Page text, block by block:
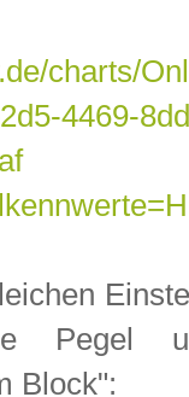
charts/
4469-
Pegel
Block":